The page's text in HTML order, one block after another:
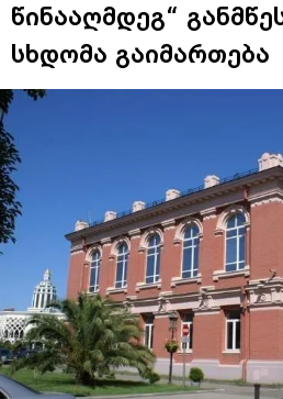
წინააღმდეგ“
სხდომა გაიმართება